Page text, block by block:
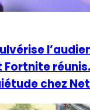
Fortnite
chez